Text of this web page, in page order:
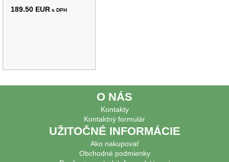
189.50 EUR s DPH
O NÁS
Kontakty
Kontaktný formulár
UŽITOČNÉ INFORMÁCIE
Ako nakupovať
Obchodné podmienky